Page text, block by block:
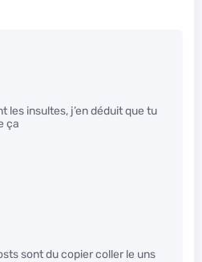
les insultes, j’en déduit que tu
ça
sont du copier coller le uns